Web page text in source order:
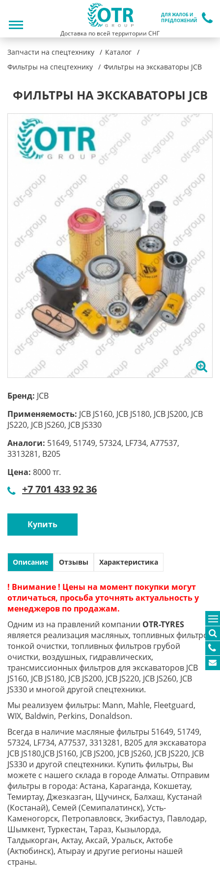
ДЛЯ ЖАЛОБ И
ПРЕДЛОЖЕНИЙ
Доставка по всей территории СНГ
Запчасти на спецтехнику
Каталог
Фильтры на спецтехнику
Фильтры на экскаваторы JCB
ФИЛЬТРЫ НА ЭКСКАВАТОРЫ JCB
Бренд: JCB
Применяемость: JCB JS160, JCB JS180, JCB JS200, JCB
JS220, JCB JS260, JCB JS330
Аналоги: 51649, 51749, 57324, LF734, A77537,
3313281, В205
Цена: 8000 тг.
+7 701 433 92 36
Купить
Описание Отзывы Характеристика
! Внимание ! Цены на момент покупки могут
отличаться, просьба уточнять актуальность у
менеджеров по продажам.
Одним из на правлений компании OTR-TYRES
является реализация масляных, топливных фильтров
тонкой очистки, топливных фильтров грубой
очистки, воздушных, гидравлических,
трансмиссионных фильтров для экскаваторов JCB
JS160, JCB JS180, JCB JS200, JCB JS220, JCB JS260, JCB
JS330 и многой другой спецтехники.
Мы реализуем фильтры: Mann, Mahle, Fleetguard,
WIX, Baldwin, Perkins, Donaldson.
Всегда в наличие масляные фильтры 51649, 51749,
57324, LF734, A77537, 3313281, В205 для экскаватора
JCB JS180,JCB JS160, JCB JS200, JCB JS260, JCB JS220, JCB
JS330 и другой спецтехники. Купить фильтры, Вы
можете с нашего склада в городе Алматы. Отправим
фильтры в города: Астана, Караганда, Кокшетау,
Темиртау, Джезказган, Щучинск, Балхаш, Кустанай
(Костанай), Семей (Семипалатинск), Усть-
Каменогорск, Петропавловск, Экибастуз, Павлодар,
Шымкент, Туркестан, Тараз, Кызылорда,
Талдыкорган, Актау, Аксай, Уральск, Актобе
(Актюбинск), Атырау и другие регионы нашей
страны.